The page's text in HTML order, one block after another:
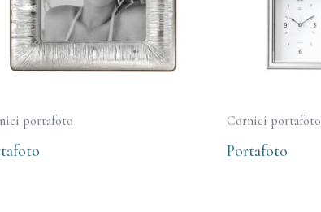
portafoto Cornici portafoto
Portafoto